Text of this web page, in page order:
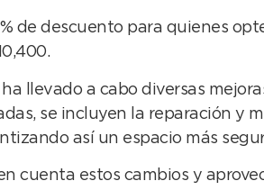
de descuento para quienes
llevado a cabo diversas
se incluyen la reparación y
así un espacio más
cuenta estos cambios y